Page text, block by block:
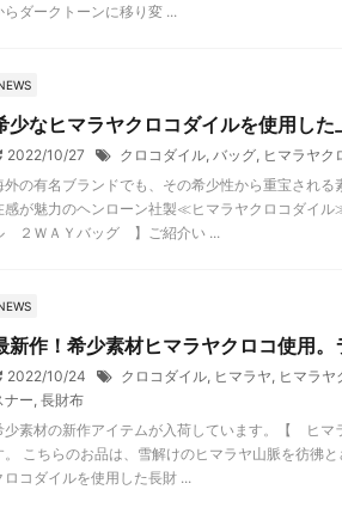
らダークトーンに移り変 ...
少なヒマラヤクロコダイルを使用し
2022/10/27 クロコダイル, バッグ, ヒマラヤク
外の有名ブランドでも、その希少性から重宝され
感が魅力のヘンローン社製≪ヒマラヤクロコダイ
２ＷＡＹバッグ 】ご紹介い ...
新作！希少素材ヒマラヤクロコ使用。
2022/10/24 クロコダイル, ヒマラヤ, ヒマラヤ
ナー, 長財布
少素材の新作アイテムが入荷しています。【 ヒ
。 こちらのお品は、雪解けのヒマラヤ山脈を彷彿
ロコダイルを使用した長財 ...